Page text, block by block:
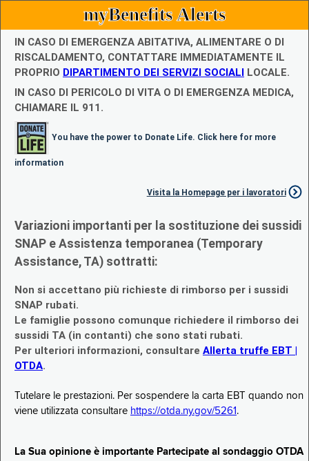
myBenefits Alerts
IN CASO DI EMERGENZA ABITATIVA, ALIMENTARE O DI
RISCALDAMENTO, CONTATTARE IMMEDIATAMENTE IL
PROPRIO DIPARTIMENTO DEI SERVIZI SOCIALI LOCALE.
IN CASO DI PERICOLO DI VITA O DI EMERGENZA MEDICA,
CHIAMARE IL 911.
You have the power to Donate Life. Click here for more
information
Visita la Homepage per i lavoratori
Variazioni importanti per la sostituzione dei sussidi
SNAP e Assistenza temporanea (Temporary
Assistance, TA) sottratti:
Non si accettano più richieste di rimborso per i sussidi
SNAP rubati.
Le famiglie possono comunque richiedere il rimborso dei
sussidi TA (in contanti) che sono stati rubati.
Per ulteriori informazioni, consultare Allerta truffe EBT |
OTDA.
Tutelare le prestazioni. Per sospendere la carta EBT quando non
viene utilizzata consultare https://otda.ny.gov/5261 .
La Sua opinione è importante Partecipate al sondaggio OTDA